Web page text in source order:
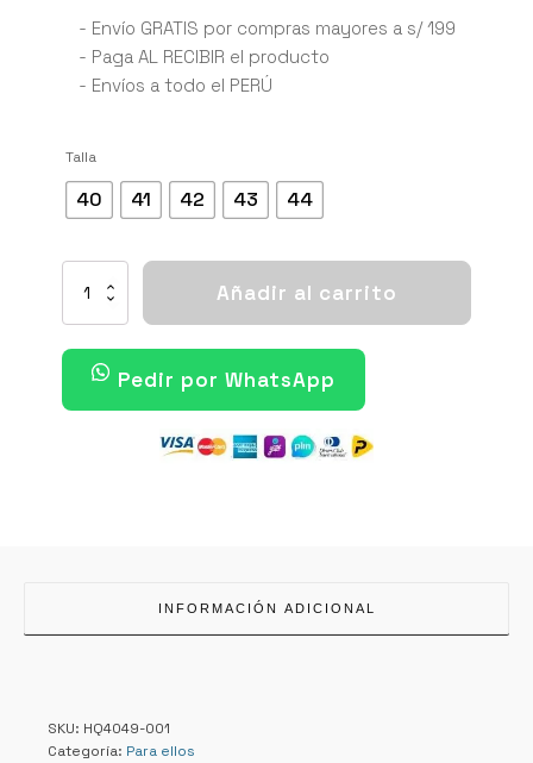
era:
S/ 459.00.
es:
S/ 339.00.
- Envío GRATIS por compras mayores a s/ 199
- Paga AL RECIBIR el producto
- Envíos a todo el PERÚ
Talla
40 41 42 43 44
SHOX
METALLIC
SILVER
BLACK
Añadir al carrito
Pedir por WhatsApp
INFORMACIÓN ADICIONAL
SKU: HQ4049-001
Categoría: Para ellos